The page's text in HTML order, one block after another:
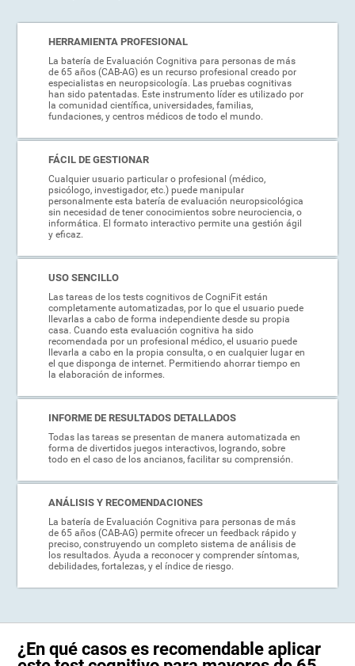
HERRAMIENTA PROFESIONAL
La batería de Evaluación Cognitiva para personas de más
de 65 años (CAB-AG) es un recurso profesional creado por
especialistas en neuropsicología. Las pruebas cognitivas
han sido patentadas. Este instrumento líder es utilizado por
la comunidad científica, universidades, familias,
fundaciones, y centros médicos de todo el mundo.
FÁCIL DE GESTIONAR
Cualquier usuario particular o profesional (médico,
psicólogo, investigador, etc.) puede manipular
personalmente esta batería de evaluación neuropsicológica
sin necesidad de tener conocimientos sobre neurociencia, o
informática. El formato interactivo permite una gestión ágil
y eficaz.
USO SENCILLO
Las tareas de los tests cognitivos de CogniFit están
completamente automatizadas, por lo que el usuario puede
llevarlas a cabo de forma independiente desde su propia
casa. Cuando esta evaluación cognitiva ha sido
recomendada por un profesional médico, el usuario puede
llevarla a cabo en la propia consulta, o en cualquier lugar en
el que disponga de internet. Permitiendo ahorrar tiempo en
la elaboración de informes.
INFORME DE RESULTADOS DETALLADOS
Todas las tareas se presentan de manera automatizada en
forma de divertidos juegos interactivos, logrando, sobre
todo en el caso de los ancianos, facilitar su comprensión.
ANÁLISIS Y RECOMENDACIONES
La batería de Evaluación Cognitiva para personas de más
de 65 años (CAB-AG) permite ofrecer un feedback rápido y
preciso, construyendo un completo sistema de análisis de
los resultados. Ayuda a reconocer y comprender síntomas,
debilidades, fortalezas, y el índice de riesgo.
¿En qué casos es recomendable aplicar